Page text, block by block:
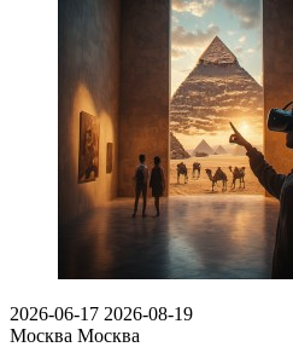
2026-06-17 2026-08-19
Москва Москва